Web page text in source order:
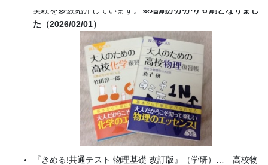
実験を多数紹介しています。※増刷がかかり６刷となりまし
た（2026/02/01）
『きめる!共通テスト 物理基礎 改訂版』（学研）… 高校物